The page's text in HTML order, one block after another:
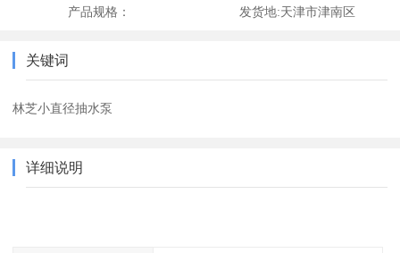
产品规格： 发货地:天津市津南区
关键词
林芝小直径抽水泵
详细说明